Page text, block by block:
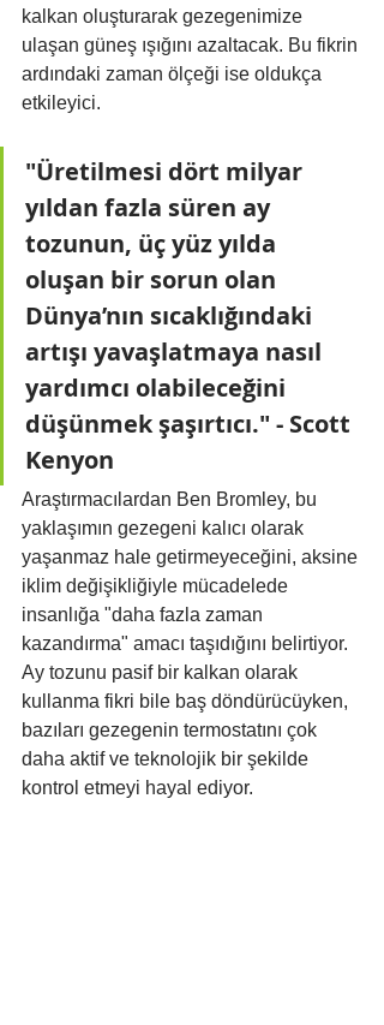
kalkan oluşturarak gezegenimize
ulaşan güneş ışığını azaltacak. Bu fikrin
ardındaki zaman ölçeği ise oldukça
etkileyici.
"Üretilmesi dört milyar
yıldan fazla süren ay
tozunun, üç yüz yılda
oluşan bir sorun olan
Dünya’nın sıcaklığındaki
artışı yavaşlatmaya nasıl
yardımcı olabileceğini
düşünmek şaşırtıcı." - Scott
Kenyon
Araştırmacılardan Ben Bromley, bu
yaklaşımın gezegeni kalıcı olarak
yaşanmaz hale getirmeyeceğini, aksine
iklim değişikliğiyle mücadelede
insanlığa "daha fazla zaman
kazandırma" amacı taşıdığını belirtiyor.
Ay tozunu pasif bir kalkan olarak
kullanma fikri bile baş döndürücüyken,
bazıları gezegenin termostatını çok
daha aktif ve teknolojik bir şekilde
kontrol etmeyi hayal ediyor.